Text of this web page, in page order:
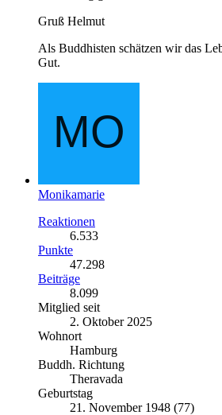
Gruß Helmut
Als Buddhisten schätzen wir das
Gut.
Monikamarie
Reaktionen
6.533
Punkte
47.298
Beiträge
8.099
Mitglied seit
2. Oktober 2025
Wohnort
Hamburg
Buddh. Richtung
Theravada
Geburtstag
21. November 1948 (77)